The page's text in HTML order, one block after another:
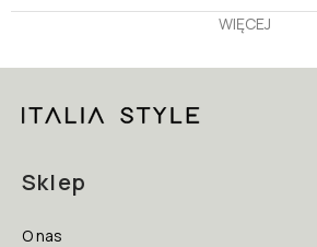
Meble wykończone na wysoki połysk
bardzo elegancko, dlatego są
lakierowanymi frontami świetnie pasują
kłopotliwe w czyszczeniu i z łatwością
tonacjach, dlatego dopasowanie
pozostałych mebli, w tym
Komody do salonu –
WIĘCEJ
Sklep
O nas